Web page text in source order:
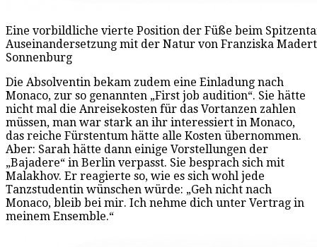
Eine vorbildliche vierte Position der Füße beim
Auseinandersetzung mit der Natur von Franziska
Sonnenburg
Die Absolventin bekam zudem eine Einladung nach
Monaco, zur so genannten „First job audition“. Sie hätte
nicht mal die Anreisekosten für das Vortanzen zahlen
müssen, man war stark an ihr interessiert in Monaco,
das reiche Fürstentum hätte alle Kosten übernommen.
Aber: Sarah hätte dann einige Vorstellungen der
„Bajadere“ in Berlin verpasst. Sie besprach sich mit
Malakhov. Er reagierte so, wie es sich wohl jede
Tanzstudentin wünschen würde: „Geh nicht nach
Monaco, bleib bei mir. Ich nehme dich unter Vertrag in
meinem Ensemble.“